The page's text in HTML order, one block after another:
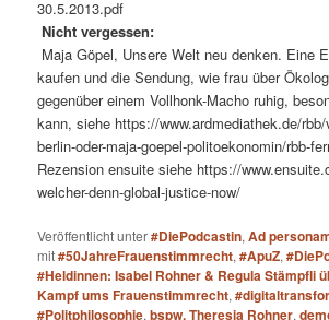
30.5.2013.pdf
Nicht vergessen:
Maja Göpel, Unsere Welt neu denken. Eine
kaufen und die Sendung, wie frau über
gegenüber einem Vollhonk-Macho ruhig,
kann, siehe https://www.ardmediathek.de/
berlin-oder-maja-goepel-politoekonomin/rbb-
Rezension ensuite siehe https://
welcher-denn-global-justice-now/
Veröffentlicht unter#DiePodcastin,Ad
mit#50JahreFrauenstimmrecht,#ApuZ,
#Heldinnen: Isabel Rohner & Regula Stämpfli
Kampf ums Frauenstimmrecht,
#Politphilosophie,bspw. Theresia Rohner,